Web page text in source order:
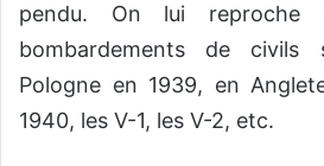
pendu. On lui reproche
bombardements de civils
Pologne en 1939, en
1940, les V-1, les V-2, etc.